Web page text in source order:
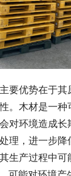
要优势在于
。木材是一
对环境造成
理，进一步降
生产过程中可